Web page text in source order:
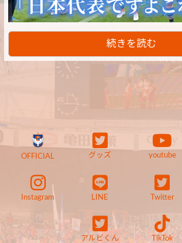
続きを読む
OFFICIAL グッズ youtube
Instagram LINE Twitter
アルビくん TikTok